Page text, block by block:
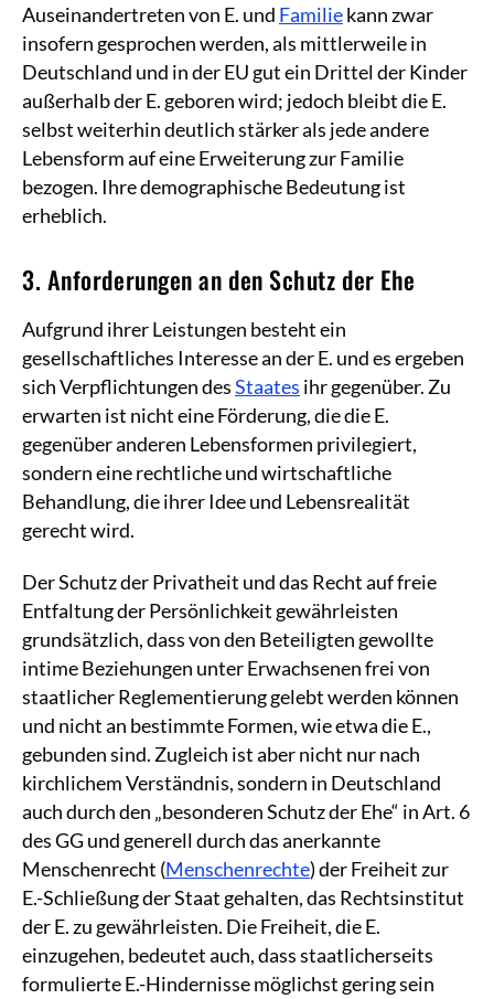
Auseinandertreten von E. und Familiekann zwar
insofern gesprochen werden, als mittlerweile in
Deutschland und in der EU gut ein Drittel der Kinder
außerhalb der E. geboren wird; jedoch bleibt die E.
selbst weiterhin deutlich stärker als jede andere
Lebensform auf eine Erweiterung zur Familie
bezogen. Ihre demographische Bedeutung ist
erheblich.
3. Anforderungen an den Schutz der Ehe
Aufgrund ihrer Leistungen besteht ein
gesellschaftliches Interesse an der E. und es ergeben
sich Verpflichtungen desStaates ihr gegenüber. Zu
erwarten ist nicht eine Förderung, die die E.
gegenüber anderen Lebensformen privilegiert,
sondern eine rechtliche und wirtschaftliche
Behandlung, die ihrer Idee und Lebensrealität
gerecht wird.
Der Schutz der Privatheit und das Recht auf freie
Entfaltung der Persönlichkeit gewährleisten
grundsätzlich, dass von den Beteiligten gewollte
intime Beziehungen unter Erwachsenen frei von
staatlicher Reglementierung gelebt werden können
und nicht an bestimmte Formen, wie etwa die E.,
gebunden sind. Zugleich ist aber nicht nur nach
kirchlichem Verständnis, sondern in Deutschland
auch durch den „besonderen Schutz der Ehe“ in Art. 6
des GG und generell durch das anerkannte
Menschenrecht (Menschenrechte) der Freiheit zur
E.-Schließung der Staat gehalten, das Rechtsinstitut
der E. zu gewährleisten. Die Freiheit, die E.
einzugehen, bedeutet auch, dass staatlicherseits
formulierte E.-Hindernisse möglichst gering sein